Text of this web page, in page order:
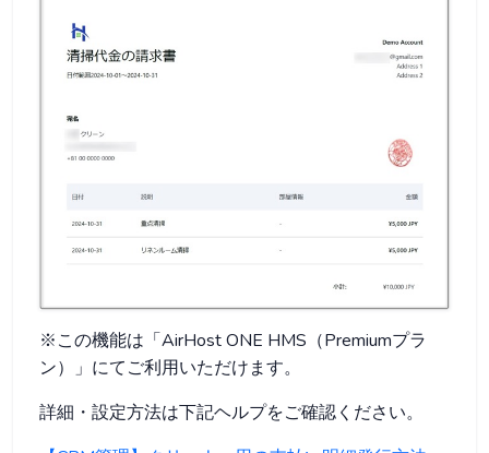
※この機能は「AirHost ONE HMS（Premiumプラ
ン）」にてご利用いただけます。
詳細・設定方法は下記ヘルプをご確認ください。